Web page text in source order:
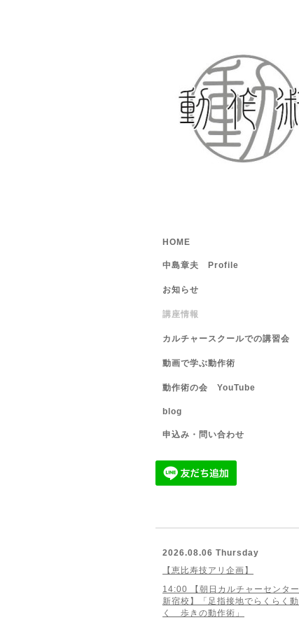
HOME
中島章夫 Profile
お知らせ
講座情報
カルチャースクールでの講習会
動画で学ぶ動作術
動作術の会 YouTube
blog
申込み・問い合わせ
2026.08.06 Thursday
【恵比寿技アリ企画】
14:00 【朝日カルチャーセンター
新宿校】「足指接地でらくらく動
く 歩きの動作術」